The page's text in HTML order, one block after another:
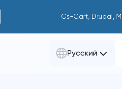
Cs-Cart, Drupal,
Русский